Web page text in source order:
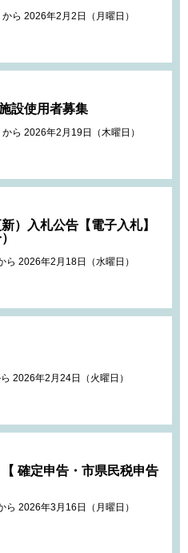
ら 2026年2月2日（月曜日）
設使用者募集
ら 2026年2月19日（木曜日）
）入札公告【電子入札】
2026年2月18日（水曜日）
2026年2月24日（火曜日）
確定申告・市県民税申告
2026年3月16日（月曜日）